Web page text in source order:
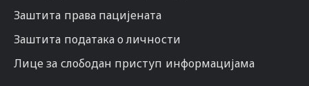
Заштита права пацијената
Заштита података о личности
Лице за слободан приступ информацијама